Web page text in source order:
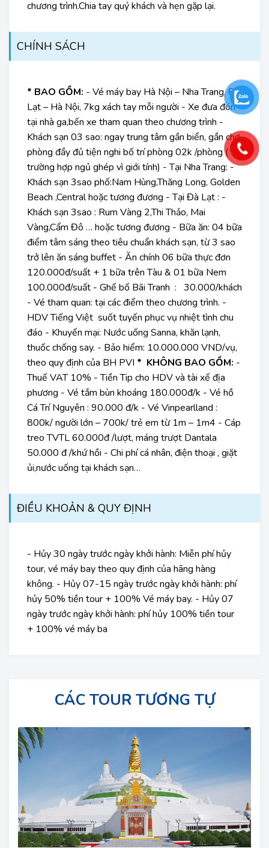
chương trình.Chia tay quý khách và hẹn gặp lại.
CHÍNH SÁCH
* BAO GỒM: - Vé máy bay Hà Nội – Nha Trang, Đà
Lạt – Hà Nội, 7kg xách tay mỗi người - Xe đưa đón
tại nhà ga,bến xe tham quan theo chương trình -
Khách sạn 03 sao: ngay trung tâm gần biển, gần chợ
phòng đầy đủ tiện nghi bố trí phòng 02k /phòng (
trường hợp ngủ ghép vì giới tính) - Tại Nha Trang: -
Khách sạn 3sao phố:Nam Hùng,Thăng Long, Golden
Beach ,Central hoặc tương đương - Tại Đà Lạt : -
Khách sạn 3sao : Rum Vàng 2,Thi Thảo, Mai
Vàng,Cẩm Đô … hoặc tương đương - Bữa ăn: 04 bữa
điểm tâm sáng theo tiêu chuẩn khách sạn, từ 3 sao
trở lên ăn sáng buffet - Ăn chính 06 bữa thực đơn
120.000đ/suất + 1 bữa trên Tàu & 01 bữa Nem
100.000đ/suất - Ghế bố Bãi Tranh : 30.000/khách
- Vé tham quan: tại các điểm theo chương trình. -
HDV Tiếng Việt suốt tuyến phục vụ nhiệt tình chu
đáo - Khuyến mại: Nước uống Sanna, khăn lạnh,
thuốc chống say. - Bảo hiểm: 10.000.000 VND/vụ,
theo quy định của BH PVI * KHÔNG BAO GỒM: -
Thuế VAT 10% - Tiền Tip cho HDV và tài xế địa
phương - Vé tắm bùn khoáng 180.000đ/k - Vé hồ
Cá Trí Nguyên : 90.000 đ/k - Vé Vinpearlland :
800k/ người lớn – 700k/ trẻ em từ 1m – 1m4 - Cáp
treo TVTL 60.000đ /lượt, máng trượt Dantala
50.000 đ /khứ hồi - Chi phí cá nhân, điện thoại , giặt
ủi,nước uống tại khách sạn…
ĐIỀU KHOẢN & QUY ĐỊNH
- Hủy 30 ngày trước ngày khởi hành: Miễn phí hủy
tour, vé máy bay theo quy định của hãng hàng
không. - Hủy 07-15 ngày trước ngày khởi hành: phí
hủy 50% tiền tour + 100% Vé máy bay. - Hủy 07
ngày trước ngày khởi hành: phí hủy 100% tiền tour
+ 100% vé máy ba
CÁC TOUR TƯƠNG TỰ